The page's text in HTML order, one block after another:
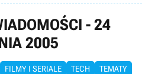
- 24
2005
FILMY I SERIALE TECH TEMATY